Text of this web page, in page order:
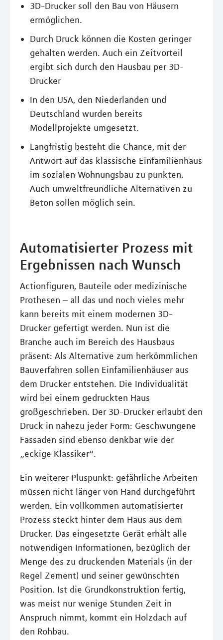
3D-Drucker soll den Bau von Häusern
ermöglichen.
Durch Druck können die Kosten geringer
gehalten werden. Auch ein Zeitvorteil
ergibt sich durch den Hausbau per 3D-
Drucker
In den USA, den Niederlanden und
Deutschland wurden bereits
Modellprojekte umgesetzt.
Langfristig besteht die Chance, mit der
Antwort auf das klassische Einfamilienhaus
im sozialen Wohnungsbau zu punkten.
Auch umweltfreundliche Alternativen zu
Beton sollen möglich sein.
Automatisierter Prozess mit
Ergebnissen nach Wunsch
Actionfiguren, Bauteile oder medizinische
Prothesen – all das und noch vieles mehr
kann bereits mit einem modernen 3D-
Drucker gefertigt werden. Nun ist die
Branche auch im Bereich des Hausbaus
präsent: Als Alternative zum herkömmlichen
Bauverfahren sollen Einfamilienhäuser aus
dem Drucker entstehen. Die Individualität
wird bei einem gedruckten Haus
großgeschrieben. Der 3D-Drucker erlaubt den
Druck in nahezu jeder Form: Geschwungene
Fassaden sind ebenso denkbar wie der
„eckige Klassiker“.
Ein weiterer Pluspunkt: gefährliche Arbeiten
müssen nicht länger von Hand durchgeführt
werden. Ein vollkommen automatisierter
Prozess steckt hinter dem Haus aus dem
Drucker. Das eingesetzte Gerät erhält alle
notwendigen Informationen, bezüglich der
Menge des zu druckenden Materials (in der
Regel Zement) und seiner gewünschten
Position. Ist die Grundkonstruktion fertig,
was meist nur wenige Stunden Zeit in
Anspruch nimmt, kommt ein Holzdach auf
den Rohbau.